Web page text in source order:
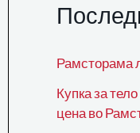
Рамсторама
Купка за
цена во